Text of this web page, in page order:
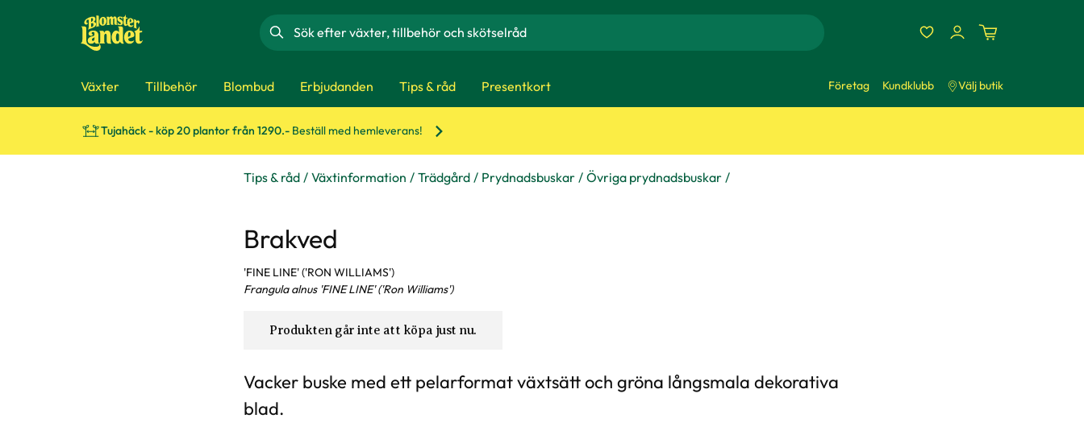
Sök
Växter Tillbehör Blombud Erbjudanden Tips & råd Presentkort Företag Kundklubb Välj butik
Tujahäck - köp 20 plantor från 1290.- Beställ med hemleverans!
Tips & råd Växtinformation Trädgård Prydnadsbuskar Övriga prydnadsbuskar
Brakved
'FINE LINE' ('RON WILLIAMS')
Frangula alnus 'FINE LINE' ('Ron Williams')
Produkten går inte att köpa just nu.
Vacker buske med ett pelarformat växtsätt och gröna långsmala dekorativa
blad.